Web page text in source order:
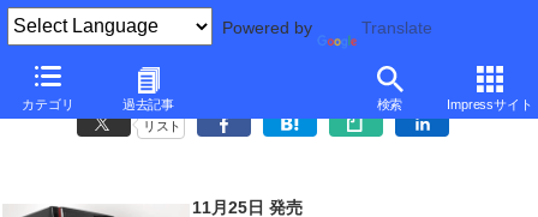
Powered by Translate
カテゴリ 過去記事 検索 Impressサイト
ファスト、実売15,000円のLlano対応キューブベアボーン
リスト
11月25日 発売